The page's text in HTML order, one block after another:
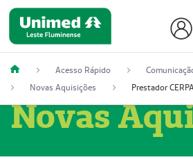
Acesso Rápido
Novas Aquisições
Novas